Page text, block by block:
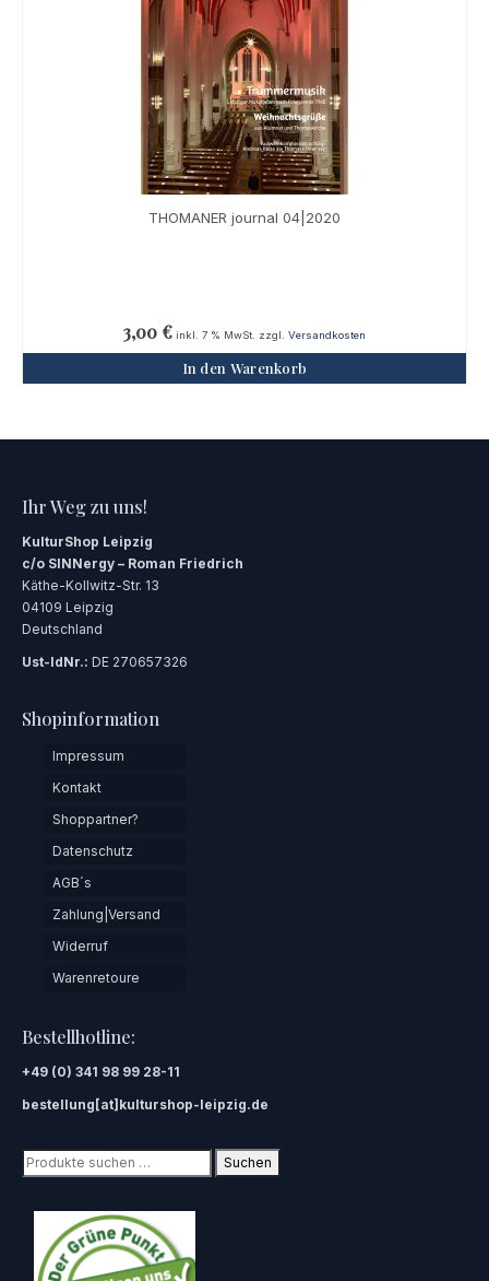
THOMANER journal 04|2020
3,00 € inkl. 7 % MwSt. zzgl. Versandkosten
In den Warenkorb
Ihr Weg zu uns!
KulturShop Leipzig
c/o SINNergy – Roman Friedrich
Käthe-Kollwitz-Str. 13
04109 Leipzig
Deutschland
Ust-IdNr.: DE 270657326
Shopinformation
Impressum
Kontakt
Shoppartner?
Datenschutz
AGB´s
Zahlung|Versand
Widerruf
Warenretoure
Bestellhotline:
+49 (0) 341 98 99 28-11
bestellung[at]kulturshop-leipzig.de
Suchen
nach:
Suchen